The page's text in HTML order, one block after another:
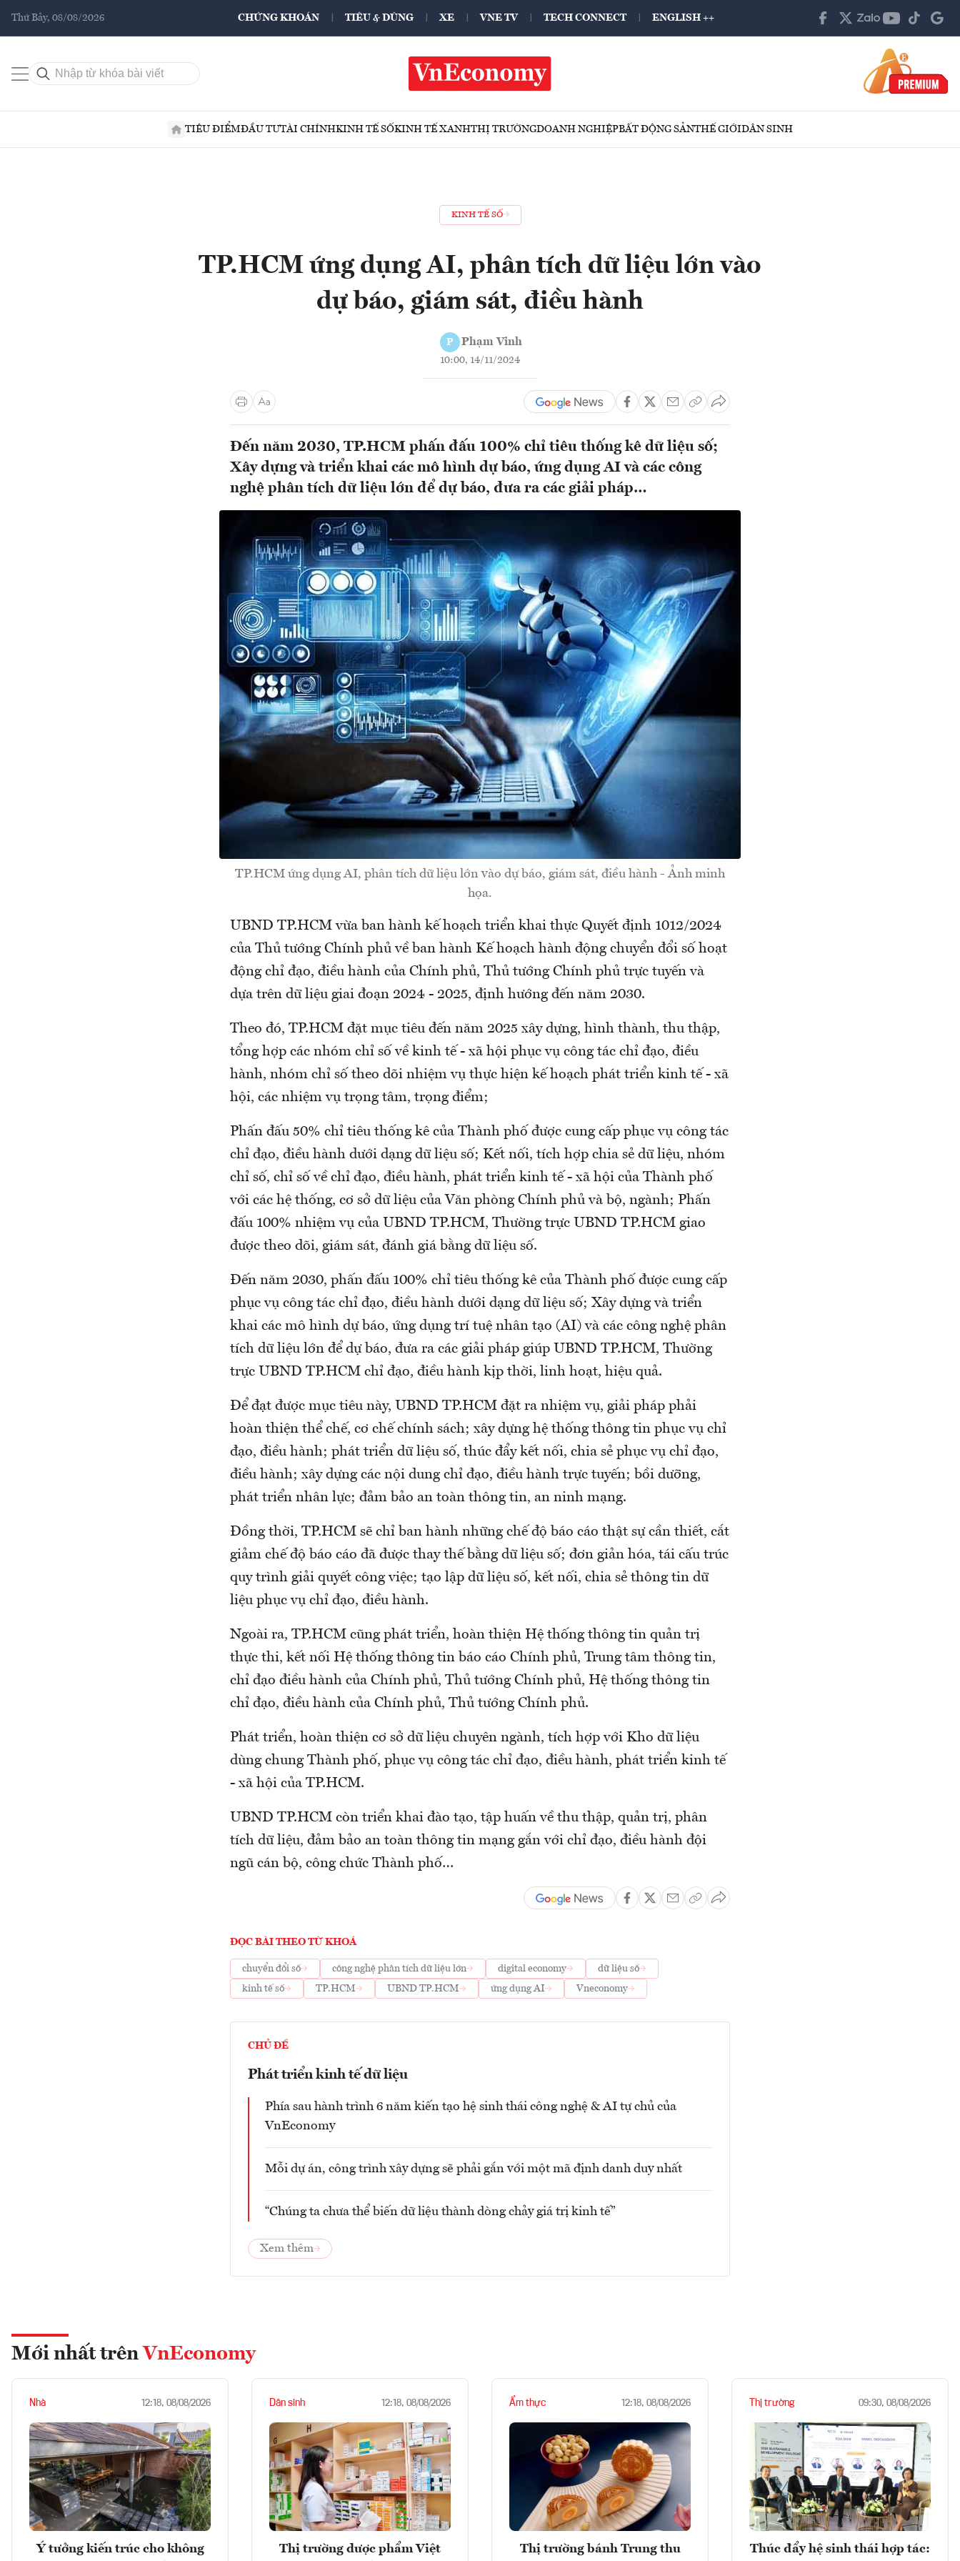
Thứ Bảy, 08/08/2026 CHỨNG KHOÁN TIÊU & DÙNG XE VNE TV TECH CONNECT ENGLISH ++
TIÊU ĐIỂMĐẦU TƯTÀI CHÍNHKINH TẾ SỐKINH TẾ XANHTHỊ TRƯỜNGDOANH NGHIỆPBẤT ĐỘNG SẢNTHẾ GIỚIDÂN SINH
KINH TẾ SỐ
TP.HCM ứng dụng AI, phân tích dữ liệu lớn vào
dự báo, giám sát, điều hành
P Phạm Vinh
10:00, 14/11/2024
Đến năm 2030, TP.HCM phấn đấu 100% chỉ tiêu thống kê dữ liệu số;
Xây dựng và triển khai các mô hình dự báo, ứng dụng AI và các công
nghệ phân tích dữ liệu lớn để dự báo, đưa ra các giải pháp…
TP.HCM ứng dụng AI, phân tích dữ liệu lớn vào dự báo, giám sát, điều hành - Ảnh minh
họa.
UBND TP.HCM vừa ban hành kế hoạch triển khai thực Quyết định 1012/2024
của Thủ tướng Chính phủ về ban hành Kế hoạch hành động chuyển đổi số hoạt
động chỉ đạo, điều hành của Chính phủ, Thủ tướng Chính phủ trực tuyến và
dựa trên dữ liệu giai đoạn 2024 - 2025, định hướng đến năm 2030.
Theo đó, TP.HCM đặt mục tiêu đến năm 2025 xây dựng, hình thành, thu thập,
tổng hợp các nhóm chỉ số về kinh tế - xã hội phục vụ công tác chỉ đạo, điều
hành, nhóm chỉ số theo dõi nhiệm vụ thực hiện kế hoạch phát triển kinh tế - xã
hội, các nhiệm vụ trọng tâm, trọng điểm;
Phấn đấu 50% chỉ tiêu thống kê của Thành phố được cung cấp phục vụ công tác
chỉ đạo, điều hành dưới dạng dữ liệu số; Kết nối, tích hợp chia sẻ dữ liệu, nhóm
chỉ số, chỉ số về chỉ đạo, điều hành, phát triển kinh tế - xã hội của Thành phố
với các hệ thống, cơ sở dữ liệu của Văn phòng Chính phủ và bộ, ngành; Phấn
đấu 100% nhiệm vụ của UBND TP.HCM, Thường trực UBND TP.HCM giao
được theo dõi, giám sát, đánh giá bằng dữ liệu số.
Đến năm 2030, phấn đấu 100% chỉ tiêu thống kê của Thành phố được cung cấp
phục vụ công tác chỉ đạo, điều hành dưới dạng dữ liệu số; Xây dựng và triển
khai các mô hình dự báo, ứng dụng trí tuệ nhân tạo (AI) và các công nghệ phân
tích dữ liệu lớn để dự báo, đưa ra các giải pháp giúp UBND TP.HCM, Thường
trực UBND TP.HCM chỉ đạo, điều hành kịp thời, linh hoạt, hiệu quả.
Để đạt được mục tiêu này, UBND TP.HCM đặt ra nhiệm vụ, giải pháp phải
hoàn thiện thể chế, cơ chế chính sách; xây dựng hệ thống thông tin phục vụ chỉ
đạo, điều hành; phát triển dữ liệu số, thúc đẩy kết nối, chia sẻ phục vụ chỉ đạo,
điều hành; xây dựng các nội dung chỉ đạo, điều hành trực tuyến; bồi dưỡng,
phát triển nhân lực; đảm bảo an toàn thông tin, an ninh mạng.
Đồng thời, TP.HCM sẽ chỉ ban hành những chế độ báo cáo thật sự cần thiết, cắt
giảm chế độ báo cáo đã được thay thế bằng dữ liệu số; đơn giản hóa, tái cấu trúc
quy trình giải quyết công việc; tạo lập dữ liệu số, kết nối, chia sẻ thông tin dữ
liệu phục vụ chỉ đạo, điều hành.
Ngoài ra, TP.HCM cũng phát triển, hoàn thiện Hệ thống thông tin quản trị
thực thi, kết nối Hệ thống thông tin báo cáo Chính phủ, Trung tâm thông tin,
chỉ đạo điều hành của Chính phủ, Thủ tướng Chính phủ, Hệ thống thông tin
chỉ đạo, điều hành của Chính phủ, Thủ tướng Chính phủ.
Phát triển, hoàn thiện cơ sở dữ liệu chuyên ngành, tích hợp với Kho dữ liệu
dùng chung Thành phố, phục vụ công tác chỉ đạo, điều hành, phát triển kinh tế
- xã hội của TP.HCM.
UBND TP.HCM còn triển khai đào tạo, tập huấn về thu thập, quản trị, phân
tích dữ liệu, đảm bảo an toàn thông tin mạng gắn với chỉ đạo, điều hành đội
ngũ cán bộ, công chức Thành phố…
ĐỌC BÀI THEO TỪ KHOÁ
chuyển đổi số công nghệ phân tích dữ liệu lớn digital economy
dữ liệu số
kinh tế số
TP.HCM UBND TP.HCM ứng dụng AI Vneconomy
CHỦ ĐỀ
Phát triển kinh tế dữ liệu
Phía sau hành trình 6 năm kiến tạo hệ sinh thái công nghệ & AI tự chủ của
VnEconomy
Mỗi dự án, công trình xây dựng sẽ phải gắn với một mã định danh duy nhất
“Chúng ta chưa thể biến dữ liệu thành dòng chảy giá trị kinh tế”
Xem thêm
Mới nhất trên VnEconomy
Nhà 12:18, 08/08/2026
Ý tưởng kiến trúc cho không
Dân sinh 12:18, 08/08/2026
Thị trường dược phẩm Việt
Ẩm thực 12:18, 08/08/2026
Thị trường bánh Trung thu
Thị trường 09:30, 08/08/2026
Thúc đẩy hệ sinh thái hợp tác: